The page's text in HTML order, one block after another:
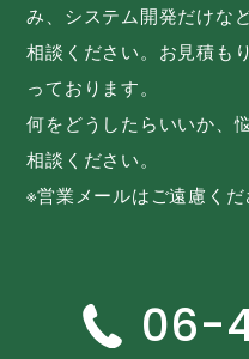
み、システム開発だけな
相談ください。お見積も
っております。
何をどうしたらいいか、
相談ください。
※営業メールはご遠慮くだ
06-